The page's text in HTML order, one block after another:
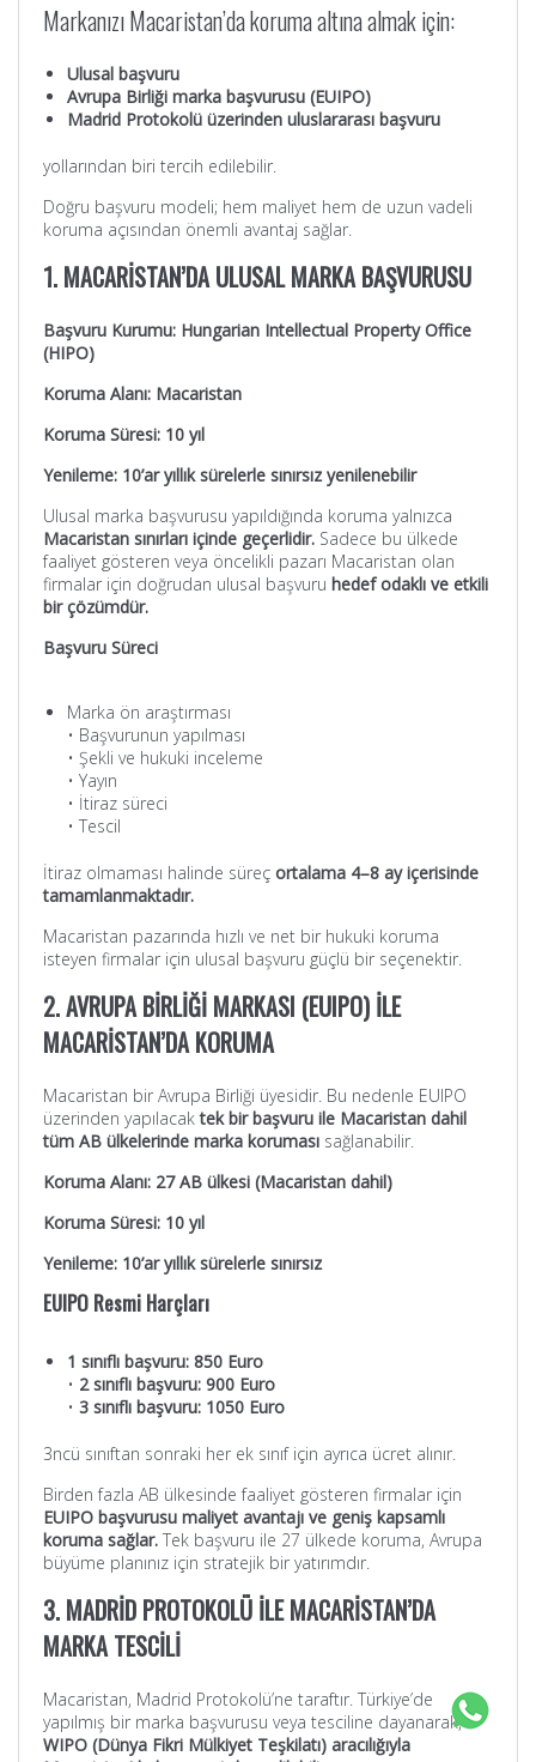
Markanızı Macaristan’da koruma altına almak için:
Ulusal başvuru
Avrupa Birliği marka başvurusu (EUIPO)
Madrid Protokolü üzerinden uluslararası başvuru
yollarından biri tercih edilebilir.
Doğru başvuru modeli; hem maliyet hem de uzun vadeli
koruma açısından önemli avantaj sağlar.
1. MACARİSTAN’DA ULUSAL MARKA BAŞVURUSU
Başvuru Kurumu: Hungarian Intellectual Property Office
(HIPO)
Koruma Alanı: Macaristan
Koruma Süresi: 10 yıl
Yenileme: 10’ar yıllık sürelerle sınırsız yenilenebilir
Ulusal marka başvurusu yapıldığında koruma yalnızca
Macaristan sınırları içinde geçerlidir. Sadece bu ülkede
faaliyet gösteren veya öncelikli pazarı Macaristan olan
firmalar için doğrudan ulusal başvuru hedef odaklı ve etkili
bir çözümdür.
Başvuru Süreci
Marka ön araştırması
• Başvurunun yapılması
• Şekli ve hukuki inceleme
• Yayın
• İtiraz süreci
• Tescil
İtiraz olmaması halinde süreç ortalama 4–8 ay içerisinde
tamamlanmaktadır.
Macaristan pazarında hızlı ve net bir hukuki koruma
isteyen firmalar için ulusal başvuru güçlü bir seçenektir.
2. AVRUPA BİRLİĞİ MARKASI (EUIPO) İLE
MACARİSTAN’DA KORUMA
Macaristan bir Avrupa Birliği üyesidir. Bu nedenle EUIPO
üzerinden yapılacaktek bir başvuru ile Macaristan dahil
tüm AB ülkelerinde marka koruması sağlanabilir.
Koruma Alanı: 27 AB ülkesi (Macaristan dahil)
Koruma Süresi: 10 yıl
Yenileme: 10’ar yıllık sürelerle sınırsız
EUIPO Resmi Harçları
1 sınıflı başvuru: 850 Euro
• 2 sınıflı başvuru: 900 Euro
• 3 sınıflı başvuru: 1050 Euro
3ncü sınıftan sonraki her ek sınıf için ayrıca ücret alınır.
Birden fazla AB ülkesinde faaliyet gösteren firmalar için
EUIPO başvurusu maliyet avantajı ve geniş kapsamlı
koruma sağlar. Tek başvuru ile 27 ülkede koruma, Avrupa
büyüme planınız için stratejik bir yatırımdır.
3. MADRİD PROTOKOLÜ İLE MACARİSTAN’DA
MARKA TESCİLİ
Macaristan, Madrid Protokolü’ne taraftır. Türkiye’de
yapılmış bir marka başvurusu veya tesciline dayanarak,
WIPO (Dünya Fikri Mülkiyet Teşkilatı) aracılığıyla